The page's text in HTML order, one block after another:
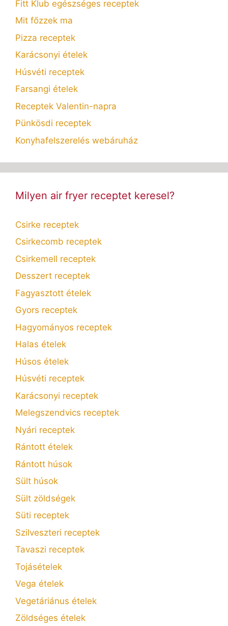
Fitt Klub egészséges receptek
Mit főzzek ma
Pizza receptek
Karácsonyi ételek
Húsvéti receptek
Farsangi ételek
Receptek Valentin-napra
Pünkösdi receptek
Konyhafelszerelés webáruház
Milyen air fryer receptet keresel?
Csirke receptek
Csirkecomb receptek
Csirkemell receptek
Desszert receptek
Fagyasztott ételek
Gyors receptek
Hagyományos receptek
Halas ételek
Húsos ételek
Húsvéti receptek
Karácsonyi receptek
Melegszendvics receptek
Nyári receptek
Rántott ételek
Rántott húsok
Sült húsok
Sült zöldségek
Süti receptek
Szilveszteri receptek
Tavaszi receptek
Tojásételek
Vega ételek
Vegetáriánus ételek
Zöldséges ételek